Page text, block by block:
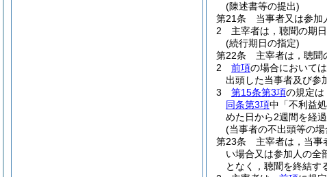
(陳述書等の提出)
第21条
当事者又は参加
2
主宰者は，聴聞の期
(続行期日の指定)
第22条
主宰者は，聴聞
2
前項の場合において
出頭した当事者及び参
3
第15条第3項の規定は
同条第3項中「不利益
めた日から2週間を経
(当事者の不出頭等の
第23条
主宰者は，当事
い場合又は参加人の全
となく，聴聞を終結す